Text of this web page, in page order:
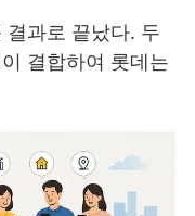
과로 끝났다. 두
결합하여 롯데는